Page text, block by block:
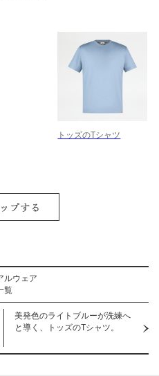
トッズのTシャツ
ルウェア
覧
美発色のライトブルーが洗練へ
と導く、トッズのTシャツ。